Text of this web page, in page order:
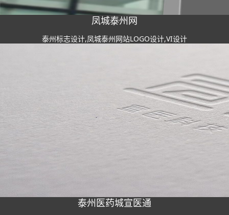
凤城泰州网
泰州标志设计,凤城泰州网站LOGO设计,VI设计
泰州医药城宣医通